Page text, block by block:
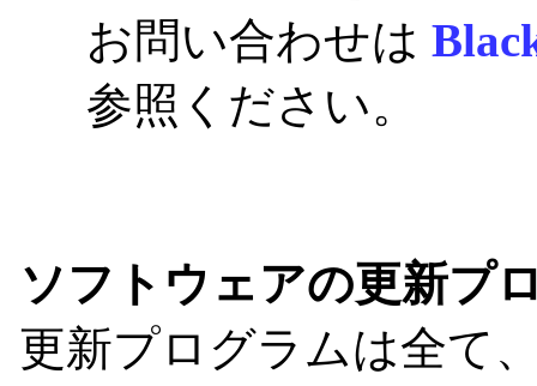
お問い合わせは
参照ください。
ソフトウェアの更新プ
更新プログラムは全て